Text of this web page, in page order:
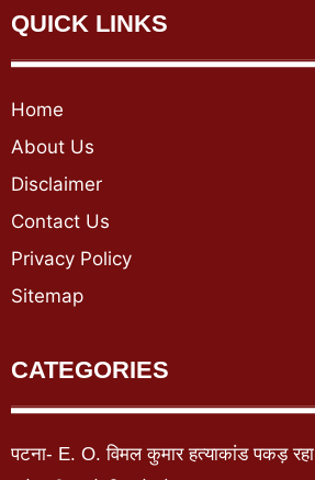
QUICK LINKS
Home
About Us
Disclaimer
Contact Us
Privacy Policy
Sitemap
CATEGORIES
पटना- E. O. विमल कुमार हत्याकांड पकड़